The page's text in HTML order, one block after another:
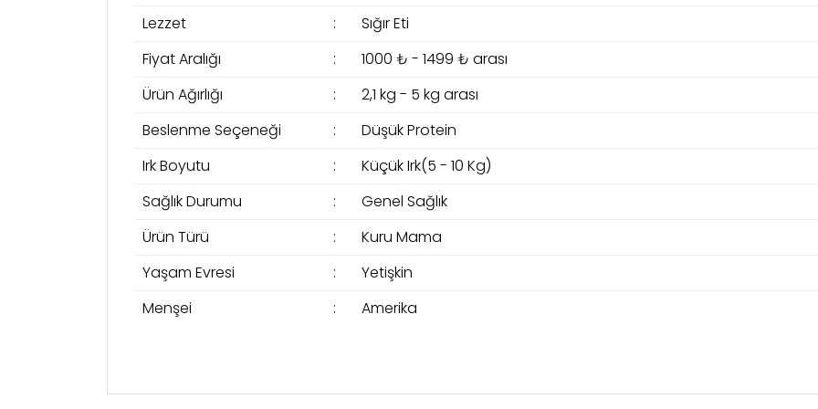
Lezzet :
Sığır Eti
Fiyat Aralığı
:
1000 ₺ - 1499 ₺ arası
Ürün Ağırlığı
:
2,1 kg - 5 kg arası
Beslenme Seçeneği
:
Düşük Protein
Irk Boyutu
:
Küçük Irk(5 - 10 Kg)
Sağlık Durumu
:
Genel Sağlık
Ürün Türü
:
Kuru Mama
Yaşam Evresi
:
Yetişkin
Menşei
: Amerika
Bu ürüne ilk yorumu siz yapın!
Görüş ve önerileriniz için teşekkür ederiz.